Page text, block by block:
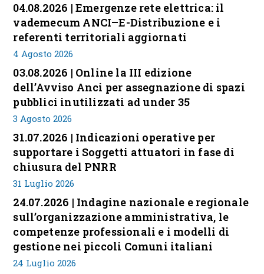
04.08.2026 | Emergenze rete elettrica: il
vademecum ANCI–E-Distribuzione e i
referenti territoriali aggiornati
4 Agosto 2026
03.08.2026 | Online la III edizione
dell’Avviso Anci per assegnazione di spazi
pubblici inutilizzati ad under 35
3 Agosto 2026
31.07.2026 | Indicazioni operative per
supportare i Soggetti attuatori in fase di
chiusura del PNRR
31 Luglio 2026
24.07.2026 | Indagine nazionale e regionale
sull’organizzazione amministrativa, le
competenze professionali e i modelli di
gestione nei piccoli Comuni italiani
24 Luglio 2026